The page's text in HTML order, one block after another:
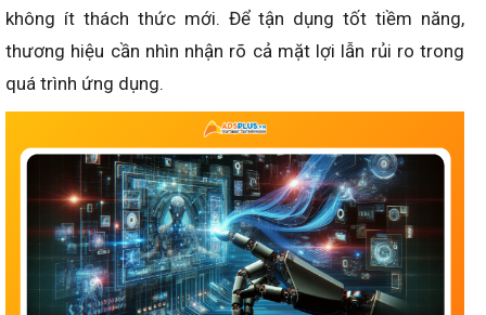
không ít thách thức mới. Để tận dụng tốt tiềm năng,
thương hiệu cần nhìn nhận rõ cả mặt lợi lẫn rủi ro trong
quá trình ứng dụng.